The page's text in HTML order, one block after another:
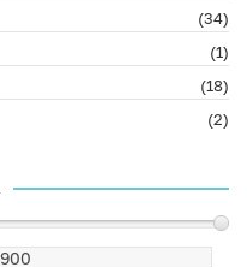
(34)
(1)
(18)
(2)